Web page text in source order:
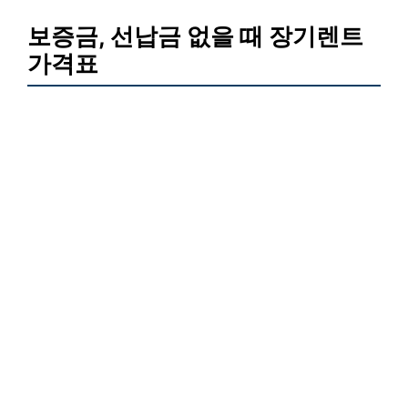
보증금, 선납금 없을 때 장기렌트
가격표